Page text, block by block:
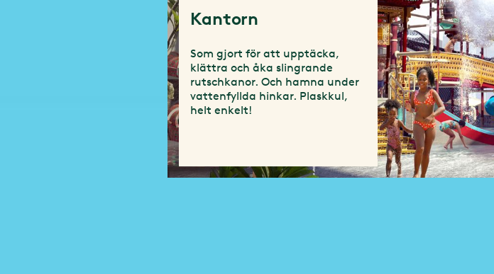
Kantorn
Som gjort för att upptäcka,
klättra och åka slingrande
rutschkanor. Och hamna under
vattenfyllda hinkar. Plaskkul,
helt enkelt!